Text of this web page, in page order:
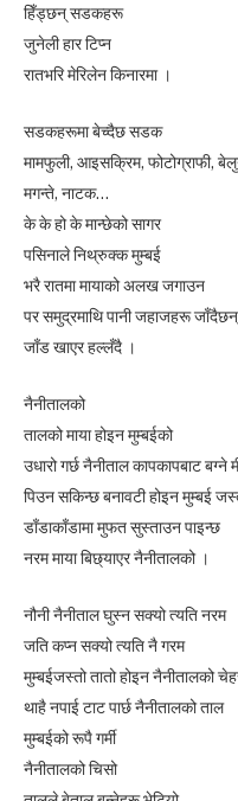
हिँड्छन् सडकहरू
जुनेली हार टिप्न
रातभरि मेरिलेन किनारमा ।
सडकहरूमा बेच्दैछ सडक
मामफुली, आइसक्रिम, फोटोग्राफी,
मगन्ते, नाटक…
के के हो के मान्छेको सागर
पसिनाले निथ्रुक्क मुम्बई
भरै रातमा मायाको अलख जगाउन
पर समुद्रमाथि पानी जहाजहरू
जाँड खाएर हल्लँदै ।
नैनीतालको
तालको माया होइन मुम्बईको
उधारो गर्छ नैनीताल कापकापबाट बग्ने
पिउन सकिन्छ बनावटी होइन मुम्बई
डाँडाकाँडामा मुफत सुस्ताउन पाइन्छ
नरम माया बिछ्याएर नैनीतालको ।
नौनी नैनीताल घुस्न सक्यो त्यति नरम
जति कप्न सक्यो त्यति नै गरम
मुम्बईजस्तो तातो होइन नैनीतालको
थाहै नपाई टाट पार्छ नैनीतालको ताल
मुम्बईको रूपै गर्मी
नैनीतालको चिसो